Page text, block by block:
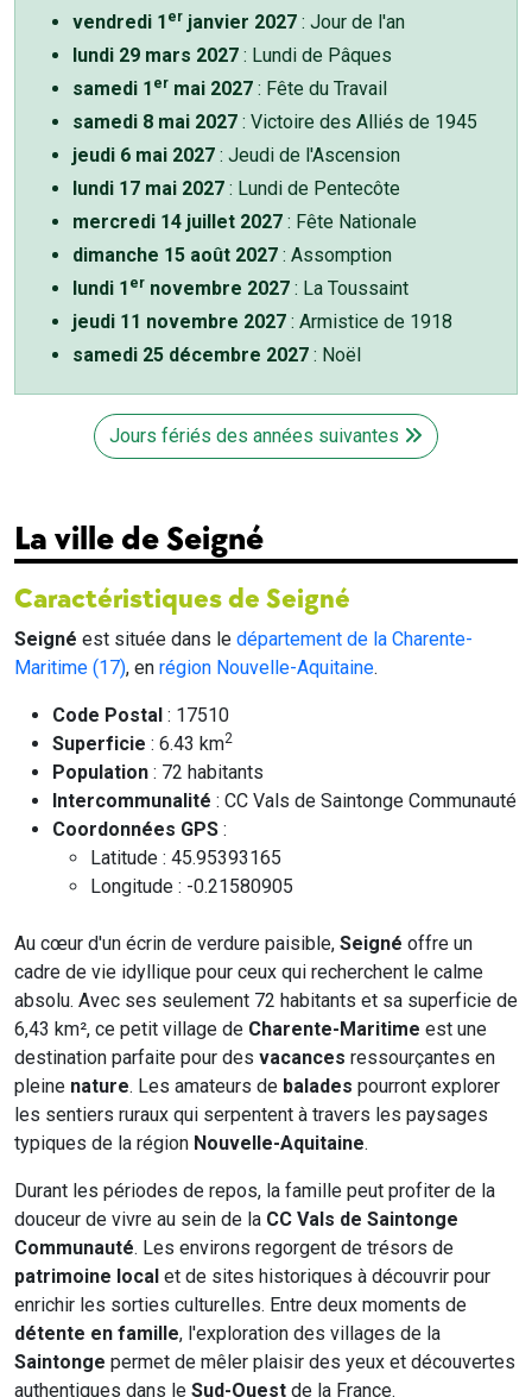
vendredi 1 er janvier 2027 : Jour de l'an
lundi 29 mars 2027 : Lundi de Pâques
samedi 1 er mai 2027 : Fête du Travail
samedi 8 mai 2027 : Victoire des Alliés de 1945
jeudi 6 mai 2027 : Jeudi de l'Ascension
lundi 17 mai 2027 : Lundi de Pentecôte
mercredi 14 juillet 2027 : Fête Nationale
dimanche 15 août 2027 : Assomption
lundi 1 er novembre 2027 : La Toussaint
jeudi 11 novembre 2027 : Armistice de 1918
samedi 25 décembre 2027 : Noël
Jours fériés des années suivantes
La ville de Seigné
Caractéristiques de Seigné
Seigné est située dans le département de la Charente-
Maritime (17), en région Nouvelle-Aquitaine.
Code Postal : 17510
Superficie : 6.43 km2
Population : 72 habitants
Intercommunalité : CC Vals de Saintonge Communauté
Coordonnées GPS :
Latitude : 45.95393165
Longitude : -0.21580905
Au cœur d'un écrin de verdure paisible, Seigné offre un
cadre de vie idyllique pour ceux qui recherchent le calme
absolu. Avec ses seulement 72 habitants et sa superficie de
6,43 km², ce petit village de Charente-Maritime est une
destination parfaite pour des vacances ressourçantes en
pleine nature. Les amateurs de balades pourront explorer
les sentiers ruraux qui serpentent à travers les paysages
typiques de la région Nouvelle-Aquitaine.
Durant les périodes de repos, la famille peut profiter de la
douceur de vivre au sein de la CC Vals de Saintonge
Communauté. Les environs regorgent de trésors de
patrimoine local et de sites historiques à découvrir pour
enrichir les sorties culturelles. Entre deux moments de
détente en famille, l'exploration des villages de la
Saintonge permet de mêler plaisir des yeux et découvertes
authentiques dans le Sud-Ouest de la France.